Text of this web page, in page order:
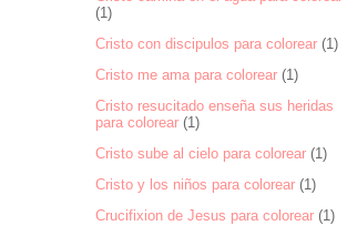
(1)
Cristo con discipulos para colorear (1)
Cristo me ama para colorear (1)
Cristo resucitado enseña sus heridas
para colorear (1)
Cristo sube al cielo para colorear (1)
Cristo y los niños para colorear (1)
Crucifixion de Jesus para colorear (1)